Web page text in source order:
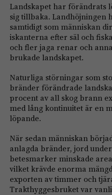
Landskapet har förändrats
sig tillbaka. Landhöjningen
samtidigt som människan
iskanterna efter säl och
och fler jaga renar och
brukade landskapet.
Naturliga störningar som
bränder förändrade
procent av all skog brann
med lång kontinuitet är en
löpande.
När sedan människan
anlagda bränder, jord
betesmarker minskade
vilket krävde enorma
exporten av timmer och
Trakthyggesbruket var